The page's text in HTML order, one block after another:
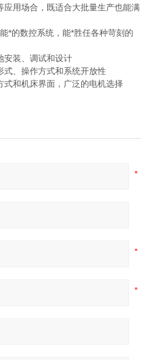
应用场合，既适合大批量生产也能满
*的数控系统，能*胜任各种苛刻的
安装、调试和设计
式、操作方式和系统开放性
和机床界面，广泛的电机选择